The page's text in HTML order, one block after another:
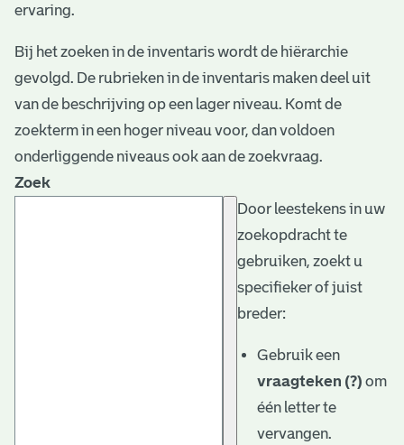
ervaring.
Bij het zoeken in de inventaris wordt de hiërarchie
gevolgd. De rubrieken in de inventaris maken deel uit
van de beschrijving op een lager niveau. Komt de
zoekterm in een hoger niveau voor, dan voldoen
onderliggende niveaus ook aan de zoekvraag.
Zoek
Door leestekens in uw
zoekopdracht te
gebruiken, zoekt u
specifieker of juist
breder:
Gebruik een
vraagteken (?) om
één letter te
vervangen.